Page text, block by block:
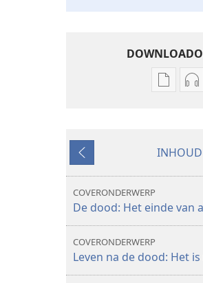
Vorige
INHOUD
COVERONDERWERP
De dood: Het einde van
COVERONDERWERP
Leven na de dood: Het